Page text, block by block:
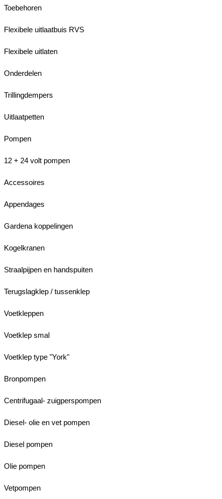
Toebehoren
Flexibele uitlaatbuis RVS
Flexibele uitlaten
Onderdelen
Trillingdempers
Uitlaatpetten
Pompen
12 + 24 volt pompen
Accessoires
Appendages
Gardena koppelingen
Kogelkranen
Straalpijpen en handspuiten
Terugslagklep / tussenklep
Voetkleppen
Voetklep smal
Voetklep type "York"
Bronpompen
Centrifugaal- zuigperspompen
Diesel- olie en vet pompen
Diesel pompen
Olie pompen
Vetpompen